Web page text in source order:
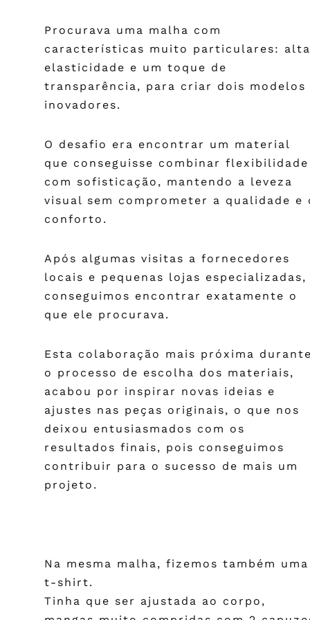
Procurava uma malha com
características muito particulares: alta
elasticidade e um toque de
transparência, para criar dois modelos
inovadores.
O desafio era encontrar um material
que conseguisse combinar flexibilidade
com sofisticação, mantendo a leveza
visual sem comprometer a qualidade e
conforto.
Após algumas visitas a fornecedores
locais e pequenas lojas especializadas,
conseguimos encontrar exatamente o
que ele procurava.
Esta colaboração mais próxima
o processo de escolha dos materiais,
acabou por inspirar novas ideias e
ajustes nas peças originais, o que nos
deixou entusiasmados com os
resultados finais, pois conseguimos
contribuir para o sucesso de mais um
projeto.
Na mesma malha, fizemos também uma
t-shirt.
Tinha que ser ajustada ao corpo,